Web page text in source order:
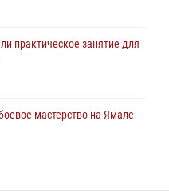
практическое занятие для
мастерство на Ямале